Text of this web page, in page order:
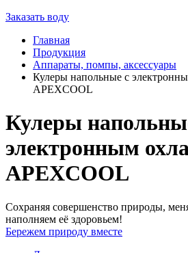
Заказать воду
Главная
Продукция
Аппараты, помпы, аксессуары
Кулеры напольные с
APEXCOOL
Кулеры
электронным
APEXCOOL
Сохраняя совершенство природы,
наполняем её здоровьем!
Бережем природу вместе